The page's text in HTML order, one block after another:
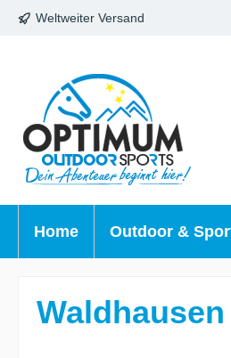
Weltweiter Versand
Home Outdoor &